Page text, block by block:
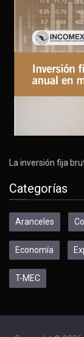
La inversión fija
Categorías
Aranceles
Economía
T-MEC